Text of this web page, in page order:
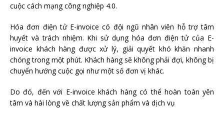
cuộc cách mạng công nghiệp 4.0.
Hóa đơn điện tử E-invoice có đội ngũ nhân viên hỗ trợ tâm
huyết và trách nhiệm. Khi sử dụng hóa đơn điện tử của E-
invoice khách hàng được xử lý, giải quyết khó khăn nhanh
chóng trong một phút. Khách hàng sẽ không phải đợi, không bị
chuyển hướng cuộc gọi như một số đơn vị khác.
Do đó, đến với E-invoice khách hàng có thể hoàn toàn yên
tâm và hài lòng về chất lượng sản phẩm và dịch vụ